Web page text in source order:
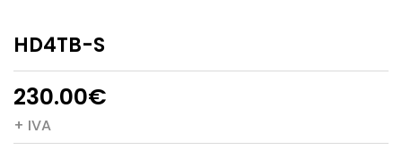
HD4TB-S
230.00€
+ IVA